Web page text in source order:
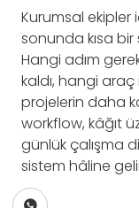
Kurumsal ekipler
sonunda kısa
Hangi adım
kaldı, hangi araç
projelerin daha
workflow, kâğıt
günlük çalışma
sistem hâline